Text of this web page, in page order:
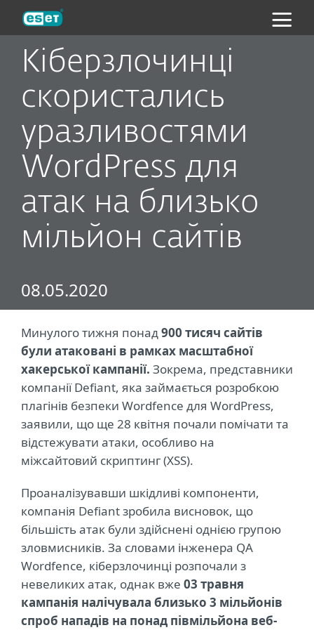
Кіберзлочинці
скористались
уразливостями
WordPress для
атак на близько
мільйон сайтів
08.05.2020
Минулого тижня понад900 тисяч сайтів
були атаковані в рамках масштабної
хакерської кампанії. Зокрема, представники
компанії Defiant, яка займається розробкою
плагінів безпеки Wordfence для WordPress,
заявили, що ще 28 квітня почали помічати та
відстежувати атаки, особливо на
міжсайтовий скриптинг (XSS).
Проаналізувавши шкідливі компоненти,
компанія Defiant зробила висновок, що
більшість атак були здійснені однією групою
зловмисників. За словами інженера QA
Wordfence, кіберзлочинці розпочали з
невеликих атак, однак вже 03 травня
кампанія налічувала близько 3 мільйонів
спроб нападів на понад півмільйона веб-
ESET